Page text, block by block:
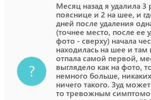
Месяц назад я удалила 3
пояснице и 2 на шее, и
дней после удаления
(точнее место, после ее
фото - сверху) начала
находилась на шее и там
отпала самой первой,
выглядело как на фото,
немного больше,
ничего такого. Зуд
то тревожным